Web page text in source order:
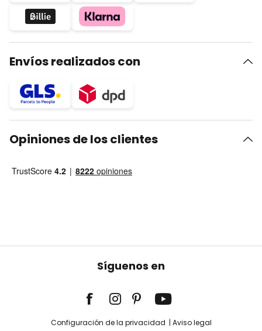
Envíos realizados con
Opiniones de los clientes
Síguenos en
Configuración de la privacidad Aviso legal